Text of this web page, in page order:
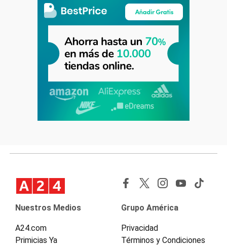
Nuestros Medios
A24.com
Primicias Ya
Grupo América
Privacidad
Términos y Condiciones